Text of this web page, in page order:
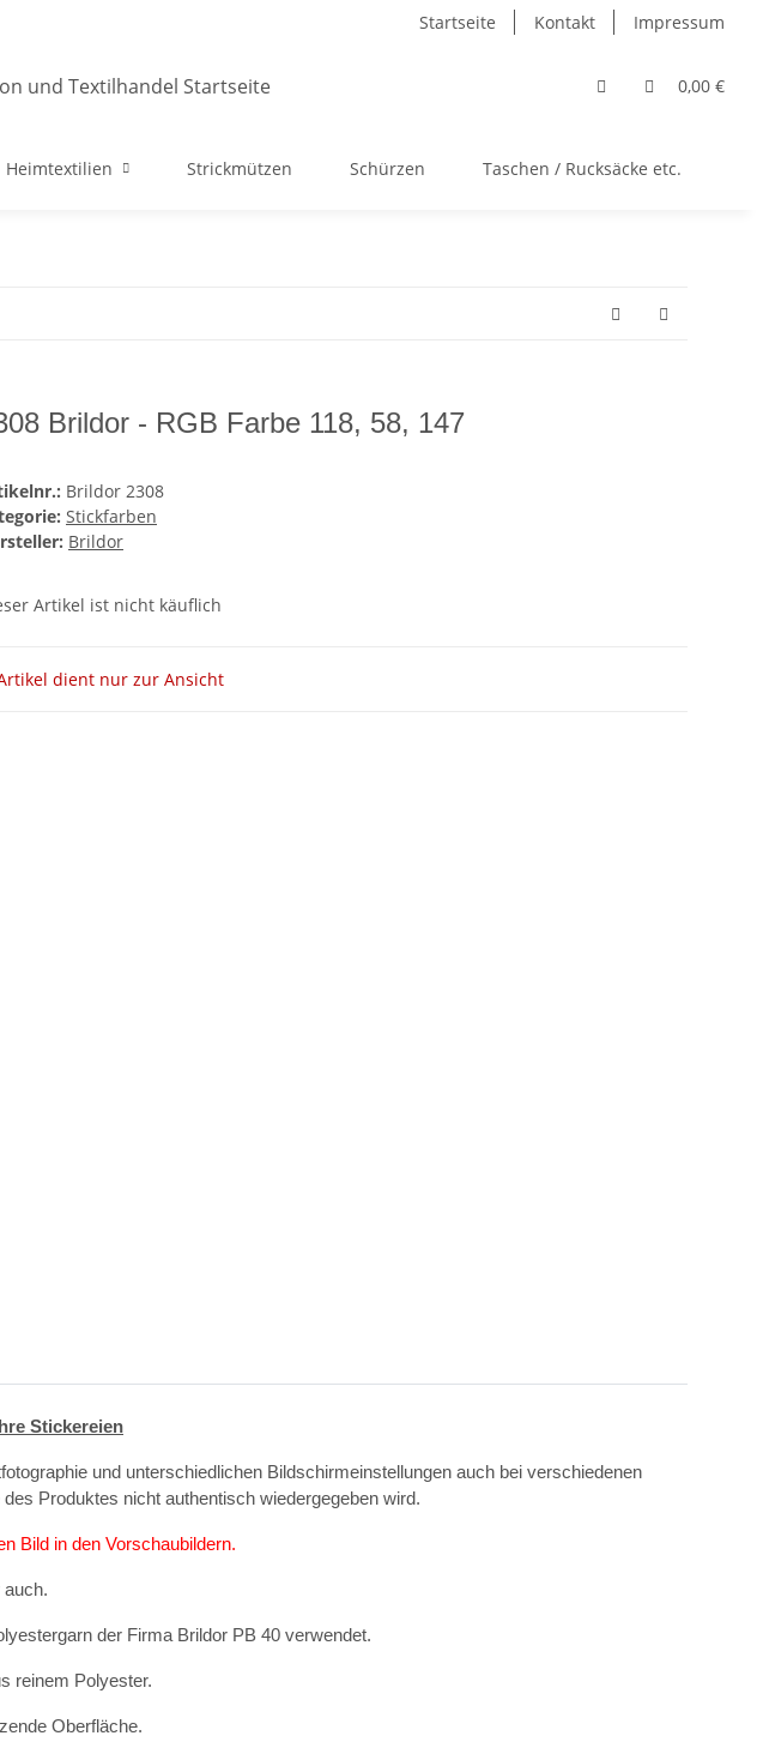
Startseite Kontakt Impressum
0,00 €
Heimtextilien Strickmützen Schürzen Taschen / Rucksäcke etc.
Brildor - RGB Farbe 118, 58, 147
Brildor 2308
Stickfarben
Brildor
Artikel ist nicht käuflich
dient nur zur Ansicht
Stickereien
und unterschiedlichen Bildschirmeinstellungen auch bei verschiedenen
Produktes nicht authentisch wiedergegeben wird.
Bild in den Vorschaubildern.
auch.
der Firma Brildor PB 40 verwendet.
reinem Polyester.
Oberfläche.